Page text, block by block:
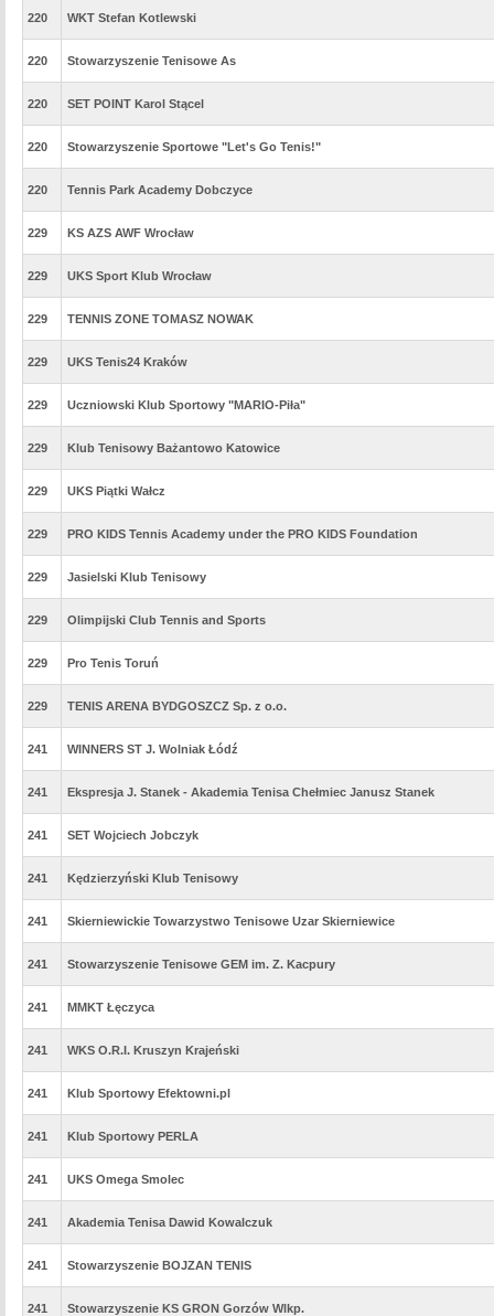
220 WKT Stefan Kotlewski
220 Stowarzyszenie Tenisowe As
220 SET POINT Karol Stącel
220 Stowarzyszenie Sportowe "Let's Go Tenis!"
220 Tennis Park Academy Dobczyce
229 KS AZS AWF Wrocław
229 UKS Sport Klub Wrocław
229 TENNIS ZONE TOMASZ NOWAK
229 UKS Tenis24 Kraków
229 Uczniowski Klub Sportowy "MARIO-Piła"
229 Klub Tenisowy Bażantowo Katowice
229 UKS Piątki Wałcz
229 PRO KIDS Tennis Academy under the PRO KIDS Foundation
229 Jasielski Klub Tenisowy
229 Olimpijski Club Tennis and Sports
229 Pro Tenis Toruń
229 TENIS ARENA BYDGOSZCZ Sp. z o.o.
241 WINNERS ST J. Wolniak Łódź
241 Ekspresja J. Stanek - Akademia Tenisa Chełmiec Janusz Stanek
241 SET Wojciech Jobczyk
241 Kędzierzyński Klub Tenisowy
241 Skierniewickie Towarzystwo Tenisowe Uzar Skierniewice
241 Stowarzyszenie Tenisowe GEM im. Z. Kacpury
241 MMKT Łęczyca
241 WKS O.R.I. Kruszyn Krajeński
241 Klub Sportowy Efektowni.pl
241 Klub Sportowy PERLA
241 UKS Omega Smolec
241 Akademia Tenisa Dawid Kowalczuk
241 Stowarzyszenie BOJZAN TENIS
241 Stowarzyszenie KS GRON Gorzów Wlkp.